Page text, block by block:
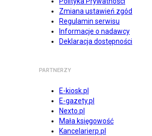
Zmiana ustawień zgód
Regulamin serwisu
Informacje o nadawcy
Deklaracja dostępności
PARTNERZY
E-kiosk.pl
E-gazety.pl
Nexto.pl
Mała księgowość
Kancelarierp.pl